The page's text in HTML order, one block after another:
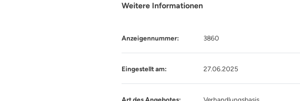
Weitere Informationen
Anzeigennummer: 3860
Eingestellt am: 27.06.2025
Art des Angebotes: Verhandlungsbasis